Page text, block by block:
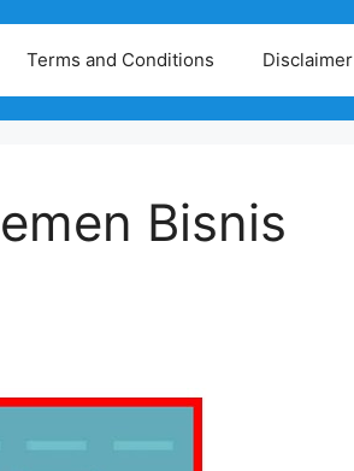
Terms and Conditions Disclaimer
Bisnis